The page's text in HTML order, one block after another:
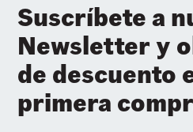
Suscríbete a
Newsletter y
de descuento
primera